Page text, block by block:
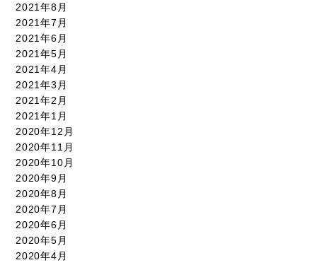
2021年8月
2021年7月
2021年6月
2021年5月
2021年4月
2021年3月
2021年2月
2021年1月
2020年12月
2020年11月
2020年10月
2020年9月
2020年8月
2020年7月
2020年6月
2020年5月
2020年4月